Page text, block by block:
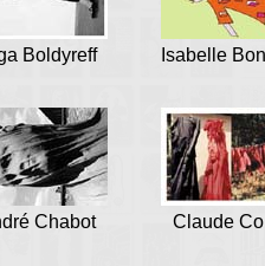
Boldyreff Isabelle
Chabot Claude